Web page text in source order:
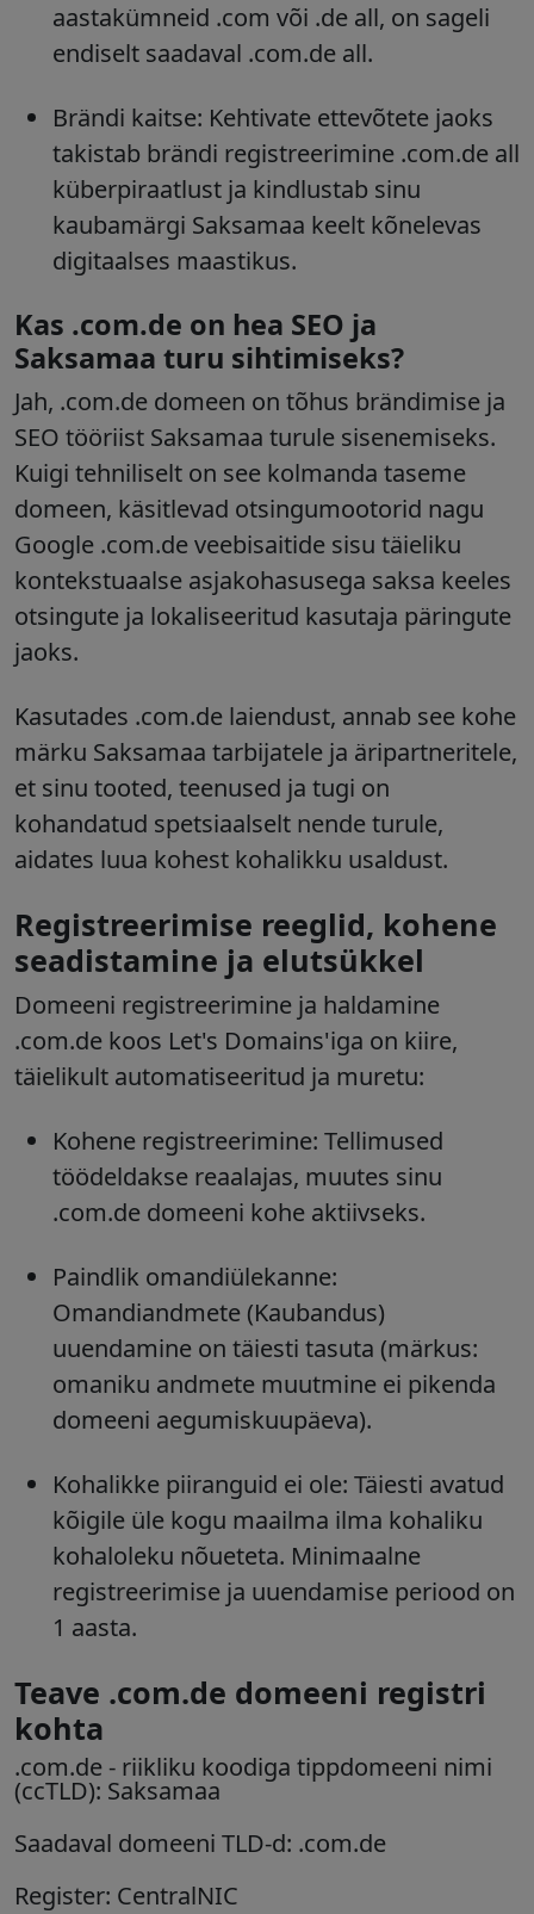
aastakümneid .com või .de all, on sageli
endiselt saadaval .com.de all.
Brändi kaitse: Kehtivate ettevõtete jaoks
takistab brändi registreerimine .com.de all
küberpiraatlust ja kindlustab sinu
kaubamärgi Saksamaa keelt kõnelevas
digitaalses maastikus.
Kas .com.de on hea SEO ja
Saksamaa turu sihtimiseks?
Jah, .com.de domeen on tõhus brändimise ja
SEO tööriist Saksamaa turule sisenemiseks.
Kuigi tehniliselt on see kolmanda taseme
domeen, käsitlevad otsingumootorid nagu
Google .com.de veebisaitide sisu täieliku
kontekstuaalse asjakohasusega saksa keeles
otsingute ja lokaliseeritud kasutaja päringute
jaoks.
Kasutades .com.de laiendust, annab see kohe
märku Saksamaa tarbijatele ja äripartneritele,
et sinu tooted, teenused ja tugi on
kohandatud spetsiaalselt nende turule,
aidates luua kohest kohalikku usaldust.
Registreerimise reeglid, kohene
seadistamine ja elutsükkel
Domeeni registreerimine ja haldamine
.com.de koos Let's Domains'iga on kiire,
täielikult automatiseeritud ja muretu:
Kohene registreerimine: Tellimused
töödeldakse reaalajas, muutes sinu
.com.de domeeni kohe aktiivseks.
Paindlik omandiülekanne:
Omandiandmete (Kaubandus)
uuendamine on täiesti tasuta (märkus:
omaniku andmete muutmine ei pikenda
domeeni aegumiskuupäeva).
Kohalikke piiranguid ei ole: Täiesti avatud
kõigile üle kogu maailma ilma kohaliku
kohaloleku nõueteta. Minimaalne
registreerimise ja uuendamise periood on
1 aasta.
Teave .com.de domeeni registri
kohta
.com.de - riikliku koodiga tippdomeeni nimi
(ccTLD): Saksamaa
Saadaval domeeni TLD-d: .com.de
Register: CentralNIC